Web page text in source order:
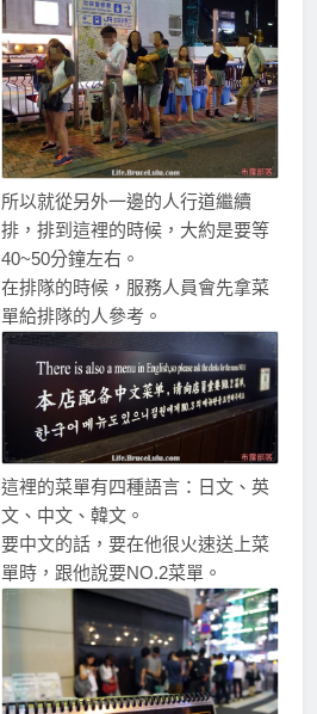
所以就從另外一邊的人行道繼續
排，排到這裡的時候，大約是要等
40~50分鐘左右。
在排隊的時候，服務人員會先拿菜
單給排隊的人參考。
這裡的菜單有四種語言：日文、英
文、中文、韓文。
要中文的話，要在他很火速送上菜
單時，跟他說要NO.2菜單。